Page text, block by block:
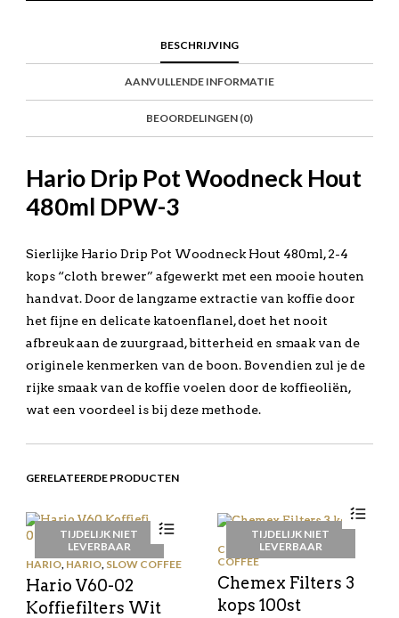
BESCHRIJVING
AANVULLENDE INFORMATIE
BEOORDELINGEN (0)
Hario Drip Pot Woodneck Hout
480ml DPW-3
Sierlijke Hario Drip Pot Woodneck Hout 480ml, 2-4
kops “cloth brewer” afgewerkt met een mooie houten
handvat. Door de langzame extractie van koffie door
het fijne en delicate katoenflanel, doet het nooit
afbreuk aan de zuurgraad, bitterheid en smaak van de
originele kenmerken van de boon. Bovendien zul je de
rijke smaak van de koffie voelen door de koffieoliën,
wat een voordeel is bij deze methode.
GERELATEERDE PRODUCTEN
TIJDELIJK NIET
LEVERBAAR
HARIO, HARIO, SLOW COFFEE
Hario V60-02
Koffiefilters Wit
TIJDELIJK NIET
LEVERBAAR
CHEMEX,CHEMEX,SLOW
COFFEE
Chemex Filters 3
kops 100st